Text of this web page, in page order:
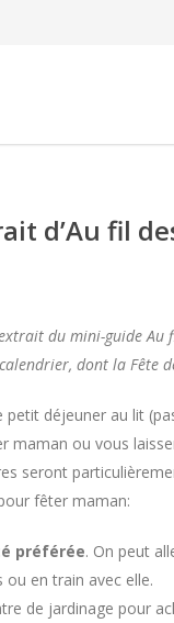
d’Au fil
du mini-guide Au
dont la Fête
déjeuner au lit
maman ou vous
seront
fêter maman:
préférée. On peut
en train avec elle.
de jardinage pour